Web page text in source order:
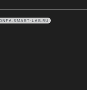
LAB.RU